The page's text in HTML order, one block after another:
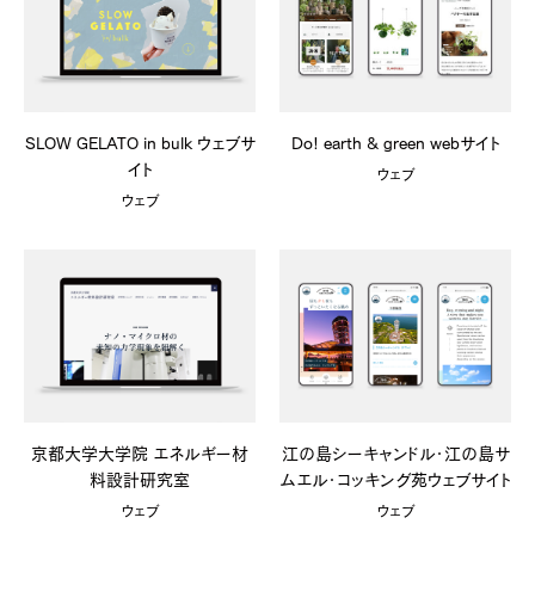
SLOW GELATO in bulk ウェブサ
イト
ウェブ
Do! earth & green webサイト
ウェブ
京都大学大学院 エネルギー材
料設計研究室
ウェブ
江の島シーキャンドル・江の島サ
ムエル・コッキング苑ウェブサイト
ウェブ